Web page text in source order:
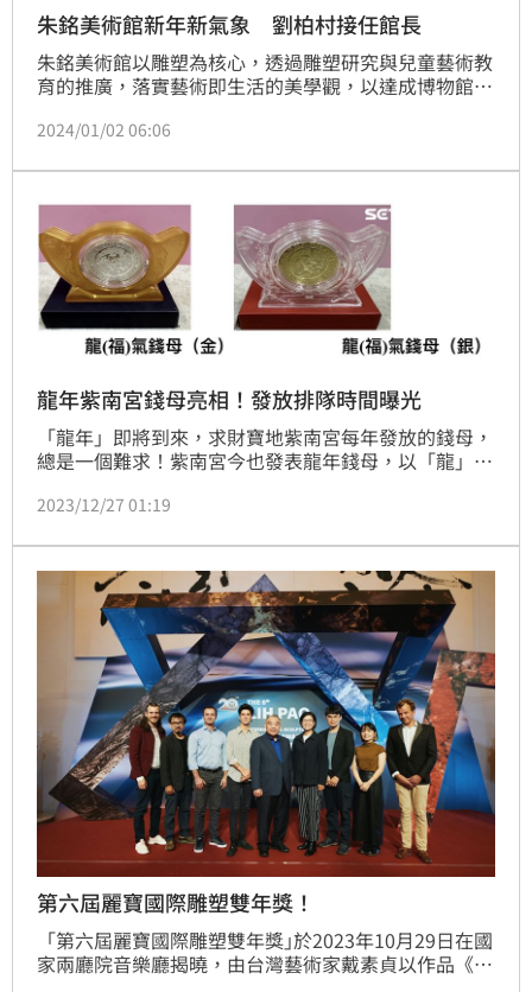
朱銘美術館新年新氣象 劉柏村接任館長
朱銘美術館以雕塑為核心，透過雕塑研究與兒童藝術教
育的推廣，落實藝術即生活的美學觀，以達成博物館教
術館的雕塑研究方向進行規畫，2023年成立「臺灣當
野，架構出其近、中、長程發展藍圖。
2024/01/02 06:06
龍年紫南宮錢母亮相！發放排隊時間曝光
「龍年」即將到來，求財寶地紫南宮每年發放的錢母，
總是一個難求！紫南宮今也發表龍年錢母，以「龍」為
1月1日早上10點前排入隊伍，皆可獲得龍年(銀)錢母一
2023/12/27 01:19
第六屆麗寶國際雕塑雙年獎！
「第六屆麗寶國際雕塑雙年獎｣於2023年10月29日在國
家兩廳院音樂廳揭曉，由台灣藝術家戴素貞以作品《浪